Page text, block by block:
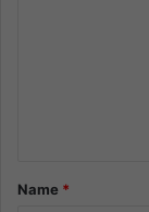
*Name *